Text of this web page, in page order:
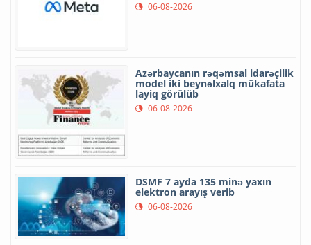
06-08-2026
Azərbaycanın rəqəmsal idarəçilik
model iki beynəlxalq mükafata
layiq görülüb
06-08-2026
DSMF 7 ayda 135 minə yaxın
elektron arayış verib
06-08-2026